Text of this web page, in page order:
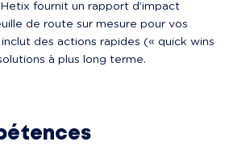
fournit un rapport d’impact
de route sur mesure pour vos
des actions rapides (« quick wins
à plus long terme.